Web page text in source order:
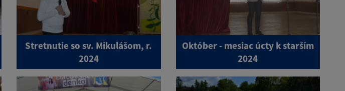
Stretnutie so sv. Mikulášom, r.
2024
Október - mesiac úcty k starším
2024